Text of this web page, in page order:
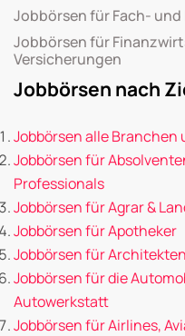
Jobbörsen für Fach-
Jobbörsen für
Versicherungen
Jobbörsen nach
Jobbörsen alle Branchen
Jobbörsen für
Professionals
Jobbörsen für Agrar &
Jobbörsen für Apotheker
Jobbörsen für
Jobbörsen für die
Autowerkstatt
Jobbörsen für Airlines,